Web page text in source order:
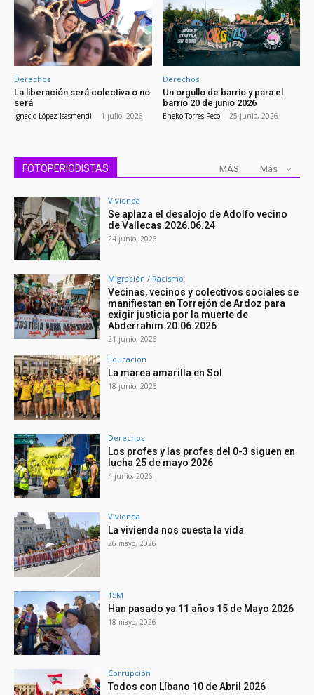
Derechos
La liberación será colectiva o no
será
Ignacio López Isasmendi - 1 julio, 2026
Derechos
Un orgullo de barrio y para el
barrio 20 de junio 2026
Eneko Torres Peco - 25 junio, 2026
FOTOPERIODISTAS MÁS Más
Vivienda
Se aplaza el desalojo de Adolfo vecino
de Vallecas.2026.06.24
24 junio, 2026
Migración / Racismo
Vecinas, vecinos y colectivos sociales se
manifiestan en Torrejón de Ardoz para
exigir justicia por la muerte de
Abderrahim.20.06.2026
21 junio, 2026
Educación
La marea amarilla en Sol
18 junio, 2026
Derechos
Los profes y las profes del 0-3 siguen en
lucha 25 de mayo 2026
4 junio, 2026
Vivienda
La vivienda nos cuesta la vida
26 mayo, 2026
15M
Han pasado ya 11 años 15 de Mayo 2026
18 mayo, 2026
Corrupción
Todos con Líbano 10 de Abril 2026